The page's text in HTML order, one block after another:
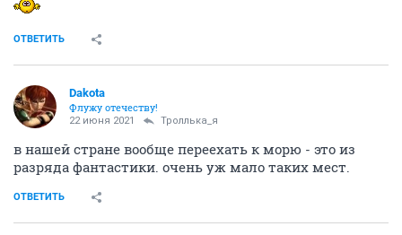
ОТВЕТИТЬ
Dаkota
Флужу отечеству!
22 июня 2021 Троллька_я
в нашей стране вообще переехать к морю - это из
разряда фантастики. очень уж мало таких мест.
ОТВЕТИТЬ